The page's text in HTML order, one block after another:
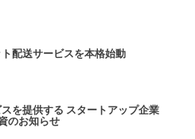
配送サービスを本格始動
を提供する スタートアップ企業
のお知らせ